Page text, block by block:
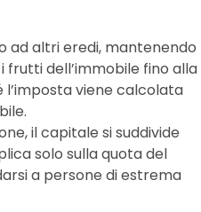
ad altri eredi, mantenendo
frutti dell’immobile fino alla
viene calcolata
il capitale si suddivide
solo sulla quota del
a persone di estrema